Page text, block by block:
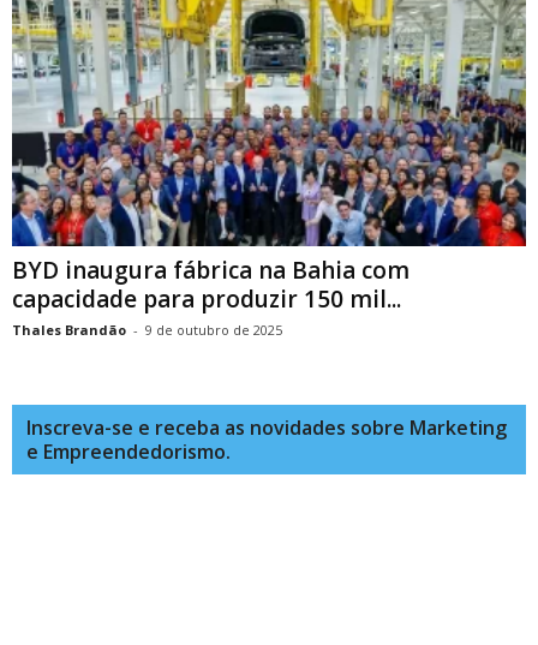
BYD inaugura fábrica na Bahia com
capacidade para produzir 150 mil...
Thales Brandão - 9 de outubro de 2025
Inscreva-se e receba as novidades sobre Marketing
e Empreendedorismo.